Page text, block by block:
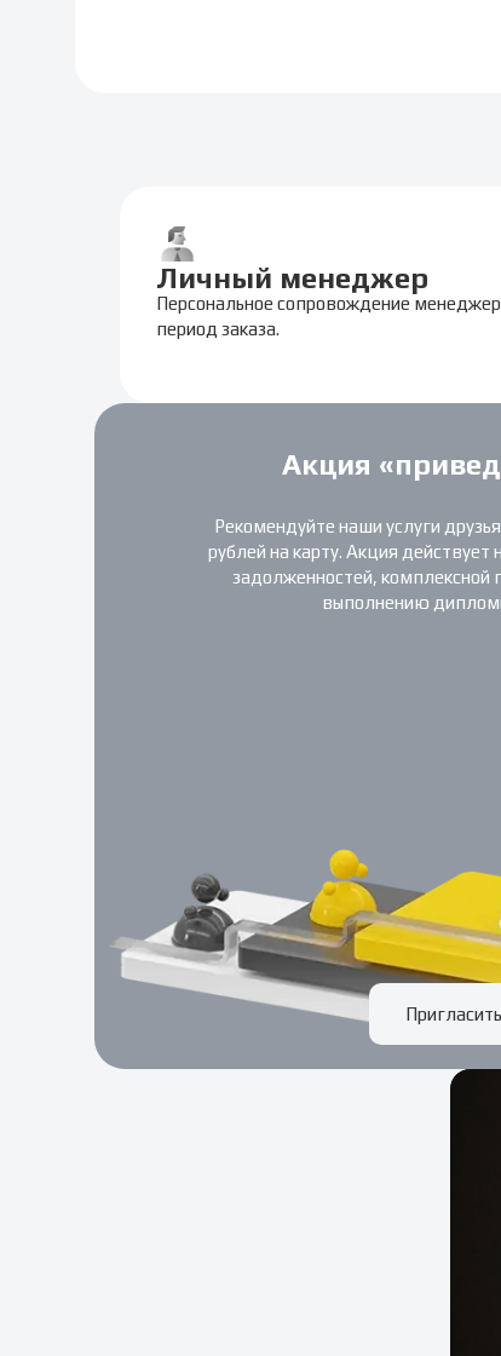
Личный менеджер
Персональное сопровождение
период заказа.
Акция
Рекомендуйте наши услуги
рублей на карту. Акция действует
задолженностей, комплексной
выполнению
Пригласить